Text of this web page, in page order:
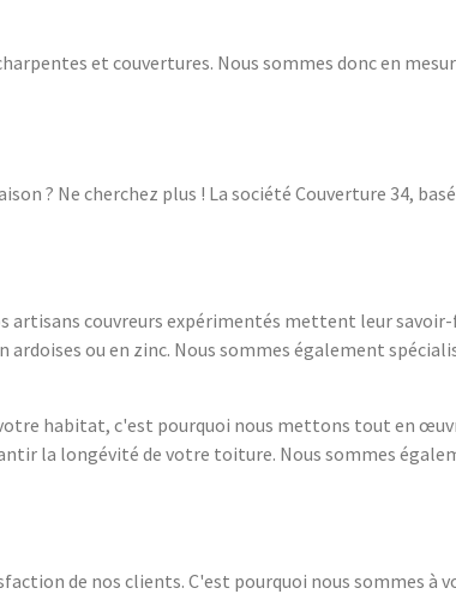
et couvertures. Nous sommes donc en
? Ne cherchez plus ! La société Couverture 34,
couvreurs expérimentés mettent leur
ou en zinc. Nous sommes également
habitat, c'est pourquoi nous mettons tout en
la longévité de votre toiture. Nous sommes
de nos clients. C'est pourquoi nous sommes à